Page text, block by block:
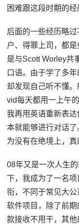
困难跟这段时期的经
后面的一些经历略
户、得罪上司，都
是与Scott Worley共
口语。由于学了多
却发现自己听不懂
vid每天都用一上午
我再用英语重新表
本就能够进行对话
为没有在绝境上，真
08年又是一次人生
下，我成为了一名
衔，不同于常见大
软件项目，除了前
款接收不用干，其